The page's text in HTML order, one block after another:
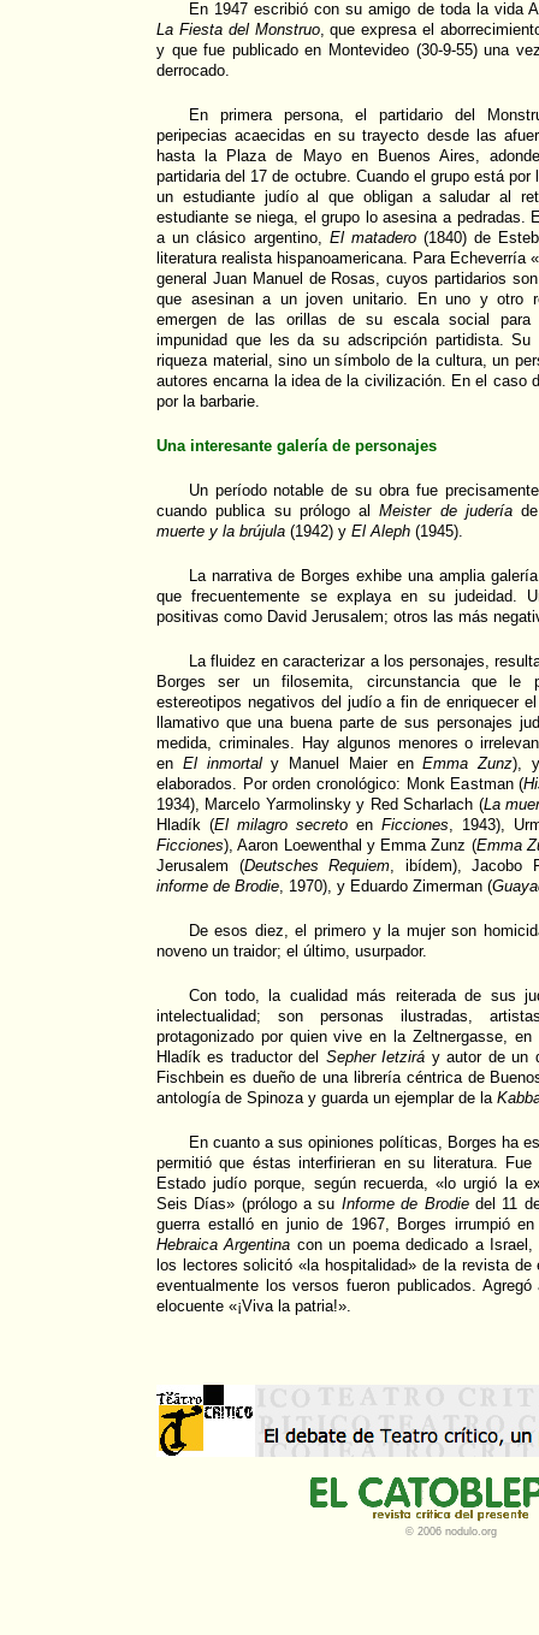
En 1947 escribió con su amigo de toda la vida
La Fiesta del Monstruo, que expresa el
y que fue publicado en Montevideo (30-9-55) una
derrocado.
En primera persona, el partidario del
peripecias acaecidas en su trayecto desde las
hasta la Plaza de Mayo en Buenos Aires,
partidaria del 17 de octubre. Cuando el grupo está
un estudiante judío al que obligan a saludar al
estudiante se niega, el grupo lo asesina a pedradas.
a un clásico argentino, El matadero(1840) de
literatura realista hispanoamericana. Para Echeverría
general Juan Manuel de Rosas, cuyos partidarios
que asesinan a un joven unitario. En uno y otro
emergen de las orillas de su escala social para
impunidad que les da su adscripción partidista.
riqueza material, sino un símbolo de la cultura, un
autores encarna la idea de la civilización. En el caso
por la barbarie.
Una interesante galería de personajes
Un período notable de su obra fue
cuando publica su prólogo alMeister de juderíade
muerte y la brújula (1942) y El Aleph (1945).
La narrativa de Borges exhibe una amplia
que frecuentemente se explaya en su judeidad.
positivas como David Jerusalem; otros las más
La fluidez en caracterizar a los personajes,
Borges ser un filosemita, circunstancia que le
estereotipos negativos del judío a fin de enriquecer
llamativo que una buena parte de sus personajes
medida, criminales. Hay algunos menores o
en El inmortaly Manuel Maier enEmma Zunz),
elaborados. Por orden cronológico: Monk Eastman (
1934), Marcelo Yarmolinsky y Red Scharlach (La
Hladík (El milagro secreto en Ficciones, 1943),
Ficciones), Aaron Loewenthal y Emma Zunz (Emma
Jerusalem (Deutsches Requiem, ibídem), Jacobo
informe de Brodie, 1970), y Eduardo Zimerman (
De esos diez, el primero y la mujer son
noveno un traidor; el último, usurpador.
Con todo, la cualidad más reiterada de sus
intelectualidad; son personas ilustradas,
protagonizado por quien vive en la Zeltnergasse,
Hladík es traductor del Sepher Ietzirá y autor de un
Fischbein es dueño de una librería céntrica de
antología de Spinoza y guarda un ejemplar de la
En cuanto a sus opiniones políticas, Borges ha
permitió que éstas interfirieran en su literatura.
Estado judío porque, según recuerda, «lo urgió la
Seis Días» (prólogo a su Informe de Brodiedel 11
guerra estalló en junio de 1967, Borges irrumpió
Hebraica Argentina con un poema dedicado a
los lectores solicitó «la hospitalidad» de la revista
eventualmente los versos fueron publicados.
elocuente «¡Viva la patria!».
© 2006 nodulo.org